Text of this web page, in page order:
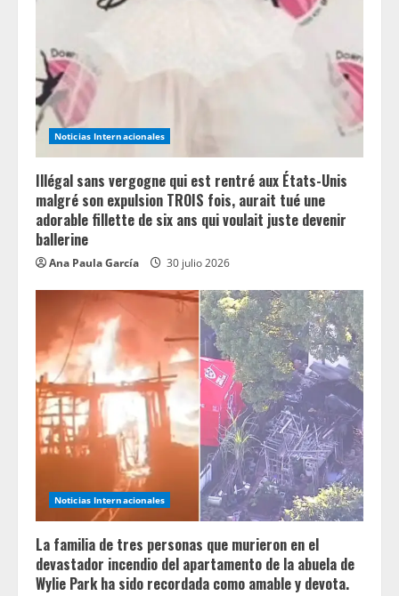
a
d
i
n
g
Noticias Internacionales
Illégal sans vergogne qui est rentré aux États-Unis
malgré son expulsion TROIS fois, aurait tué une
adorable fillette de six ans qui voulait juste devenir
ballerine
Ana Paula García 30 julio 2026
Noticias Internacionales
La familia de tres personas que murieron en el
devastador incendio del apartamento de la abuela de
Wylie Park ha sido recordada como amable y devota.